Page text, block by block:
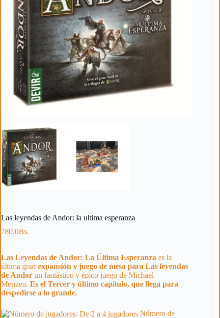
Las leyendas de Andor: la ultima esperanza
780.0Bs.
Las Leyendas de Andor: La Última Esperanza es la
última gran expansión y juego de mesa para Las leyendas
de Andor un fantástico y épico juego de Michael
Menzen. Es el Tercer y último capítulo, que llega para
despedirse a lo grande.
Número de